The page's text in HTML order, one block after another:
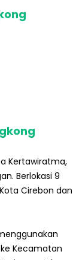
Kertawiratma,
Berlokasi 9
Cirebon dan
Kecamatan